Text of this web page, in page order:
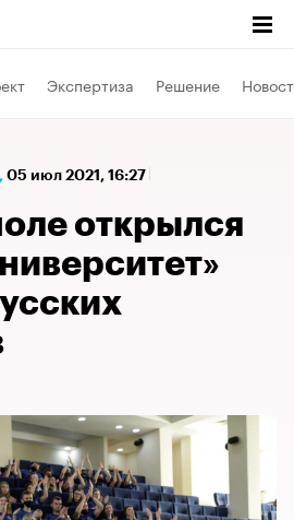
Экспертиза Решение
, 05 июл 2021, 16:27
открылся